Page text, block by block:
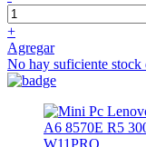
+
Agregar
No hay suficiente stock